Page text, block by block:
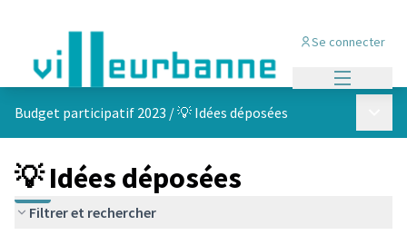
Se connecter
Budget participatif 2023 /💡 Idées déposées
💡 Idées déposées
Filtrer et rechercher